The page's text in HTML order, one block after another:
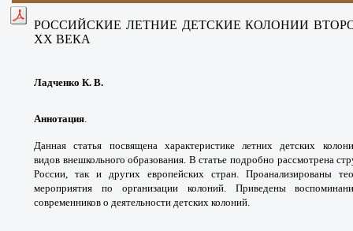
РОССИЙСКИЕ ЛЕТНИЕ ДЕТСКИЕ КОЛОНИИ
XX ВЕКА
Ладченко К. В.
Аннотация.
Данная статья посвящена характеристике летних детских
видов внешкольного образования. В статье подробно рассмотрена
России, так и других европейских стран. Проанализированы
мероприятия по организации колоний. Приведены
современников о деятельности детских колоний.